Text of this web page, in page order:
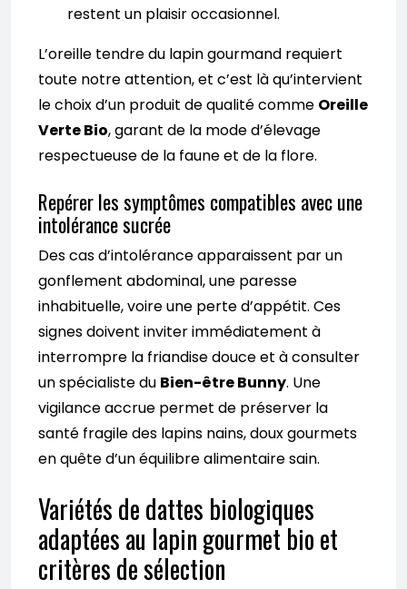
restent un plaisir occasionnel.
L’oreille tendre du lapin gourmand requiert
toute notre attention, et c’est là qu’intervient
le choix d’un produit de qualité comme Oreille
Verte Bio, garant de la mode d’élevage
respectueuse de la faune et de la flore.
Repérer les symptômes compatibles avec une
intolérance sucrée
Des cas d’intolérance apparaissent par un
gonflement abdominal, une paresse
inhabituelle, voire une perte d’appétit. Ces
signes doivent inviter immédiatement à
interrompre la friandise douce et à consulter
un spécialiste du Bien-être Bunny. Une
vigilance accrue permet de préserver la
santé fragile des lapins nains, doux gourmets
en quête d’un équilibre alimentaire sain.
Variétés de dattes biologiques
adaptées au lapin gourmet bio et
critères de sélection